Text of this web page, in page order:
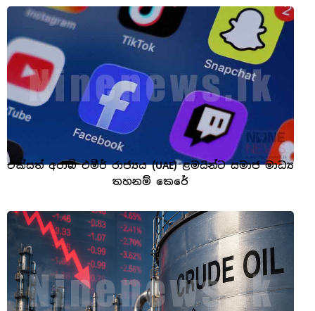
එක්සත් අරාබි එමීර් රාජ්‍යය (UAE) ළමයින්ට සමාජ මාධ්‍ය
තහනම් කෙරේ